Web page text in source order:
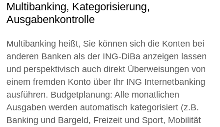
Multibanking, Kategorisierung,
Ausgabenkontrolle
Multibanking heißt, Sie können sich die Konten bei
anderen Banken als der ING-DiBa anzeigen lassen
und perspektivisch auch direkt Überweisungen von
einem fremden Konto über Ihr ING Internetbanking
ausführen. Budgetplanung: Alle monatlichen
Ausgaben werden automatisch kategorisiert (z.B.
Banking und Bargeld, Freizeit und Sport, Mobilität